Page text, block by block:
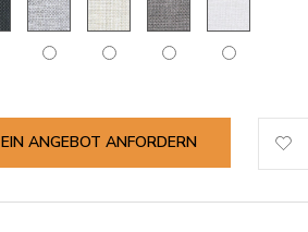
EIN ANGEBOT ANFORDERN